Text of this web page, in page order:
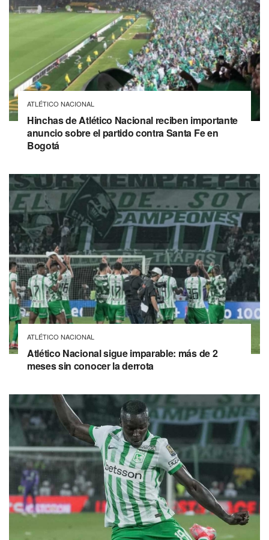
ATLÉTICO NACIONAL
Hinchas de Atlético Nacional reciben importante
anuncio sobre el partido contra Santa Fe en
Bogotá
ATLÉTICO NACIONAL
Atlético Nacional sigue imparable: más de 2
meses sin conocer la derrota